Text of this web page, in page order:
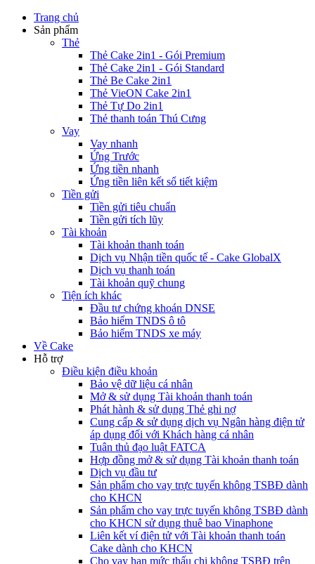
Trang chủ
Sản phẩm
Thẻ
Thẻ Cake 2in1 - Gói Premium
Thẻ Cake 2in1 - Gói Standard
Thẻ Be Cake 2in1
Thẻ VieON Cake 2in1
Thẻ Tự Do 2in1
Thẻ thanh toán Thú Cưng
Vay
Vay nhanh
Ứng Trước
Ứng tiền nhanh
Ứng tiền liên kết sổ tiết kiệm
Tiền gửi
Tiền gửi tiêu chuẩn
Tiền gửi tích lũy
Tài khoản
Tài khoản thanh toán
Dịch vụ Nhận tiền quốc tế - Cake GlobalX
Dịch vụ thanh toán
Tài khoản quỹ chung
Tiện ích khác
Đầu tư chứng khoán DNSE
Bảo hiểm TNDS ô tô
Bảo hiểm TNDS xe máy
Về Cake
Hỗ trợ
Điều kiện điều khoản
Bảo vệ dữ liệu cá nhân
Mở & sử dụng Tài khoản thanh toán
Phát hành & sử dụng Thẻ ghi nợ
Cung cấp & sử dụng dịch vụ Ngân hàng điện tử
áp dụng đối với Khách hàng cá nhân
Tuân thủ đạo luật FATCA
Hợp đồng mở & sử dụng Tài khoản thanh toán
Dịch vụ đầu tư
Sản phẩm cho vay trực tuyến không TSBĐ dành
cho KHCN
Sản phẩm cho vay trực tuyến không TSBĐ dành
cho KHCN sử dụng thuê bao Vinaphone
Liên kết ví điện tử với Tài khoản thanh toán
Cake dành cho KHCN
Cho vay hạn mức thấu chi không TSBĐ trên